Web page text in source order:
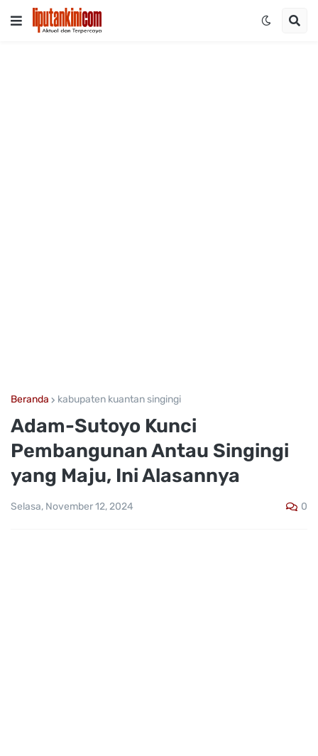
Beranda kabupaten kuantan singingi
Adam-Sutoyo Kunci
Pembangunan Antau Singingi
yang Maju, Ini Alasannya
Selasa, November 12, 2024 0